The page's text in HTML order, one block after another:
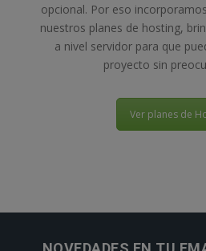
opcional. Por eso
nuestros planes de hosting,
a nivel servidor para que
proyecto sin
Ver planes de